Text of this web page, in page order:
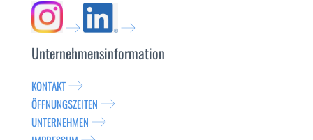
Unternehmensinformation
KONTAKT
ÖFFNUNGSZEITEN
UNTERNEHMEN